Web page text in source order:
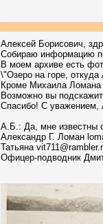
Алексей Борисович,
Собираю информацию
В моем архиве есть
\"Озеро на горе,
Кроме Михаила Ломана
Возможно вы
Спасибо! С уважением,
А.Б.: Да, мне известны
Александр Г. Ломан
Татьяна
Офицер-подводник